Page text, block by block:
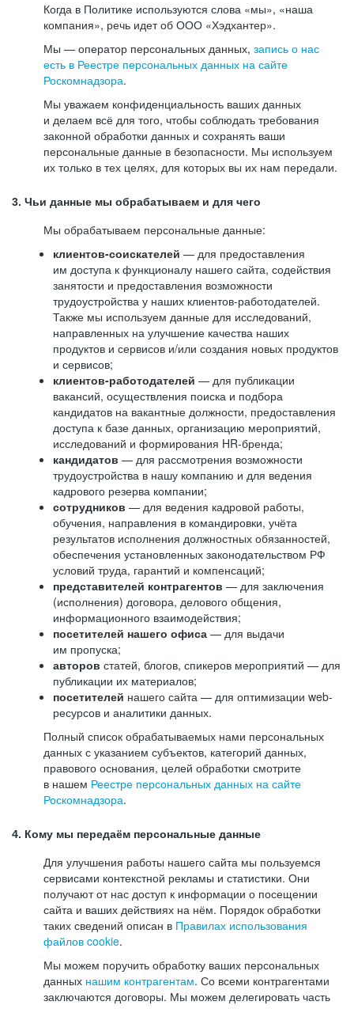
Когда в Политике используются слова «мы», «наша
компания», речь идет об ООО «Хэдхантер».
Мы — оператор персональных данных, запись о нас
есть в Реестре персональных данных на сайте
Роскомнадзора.
Мы уважаем конфиденциальность ваших данных
и делаем всё для того, чтобы соблюдать требования
законной обработки данных и сохранять ваши
персональные данные в безопасности. Мы используем
их только в тех целях, для которых вы их нам передали.
3. Чьи данные мы обрабатываем и для чего
Мы обрабатываем персональные данные:
клиентов-соискателей — для предоставления
им доступа к функционалу нашего сайта, содействия
занятости и предоставления возможности
трудоустройства у наших клиентов-работодателей.
Также мы используем данные для исследований,
направленных на улучшение качества наших
продуктов и сервисов и/или создания новых продуктов
и сервисов;
клиентов-работодателей — для публикации
вакансий, осуществления поиска и подбора
кандидатов на вакантные должности, предоставления
доступа к базе данных, организацию мероприятий,
исследований и формирования HR-бренда;
кандидатов — для рассмотрения возможности
трудоустройства в нашу компанию и для ведения
кадрового резерва компании;
сотрудников — для ведения кадровой работы,
обучения, направления в командировки, учёта
результатов исполнения должностных обязанностей,
обеспечения установленных законодательством РФ
условий труда, гарантий и компенсаций;
представителей контрагентов — для заключения
(исполнения) договора, делового общения,
информационного взаимодействия;
посетителей нашего офиса — для выдачи
им пропуска;
авторов статей, блогов, спикеров мероприятий — для
публикации их материалов;
посетителей нашего сайта — для оптимизации web-
ресурсов и аналитики данных.
Полный список обрабатываемых нами персональных
данных с указанием субъектов, категорий данных,
правового основания, целей обработки смотрите
в нашем Реестре персональных данных на сайте
Роскомнадзора.
4. Кому мы передаём персональные данные
Для улучшения работы нашего сайта мы пользуемся
сервисами контекстной рекламы и статистики. Они
получают от нас доступ к информации о посещении
сайта и ваших действиях на нём. Порядок обработки
таких сведений описан в Правилах использования
файлов cookie.
Мы можем поручить обработку ваших персональных
данных нашим контрагентам. Со всеми контрагентами
заключаются договоры. Мы можем делегировать часть